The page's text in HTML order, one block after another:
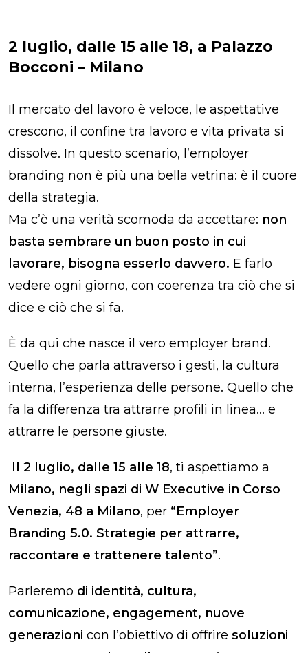
2 luglio, dalle 15 alle 18, a Palazzo
Bocconi – Milano
Il mercato del lavoro è veloce, le aspettative
crescono, il confine tra lavoro e vita privata si
dissolve. In questo scenario, l’employer
branding non è più una bella vetrina: è il cuore
della strategia.
Ma c’è una verità scomoda da accettare: non
basta sembrare un buon posto in cui
lavorare, bisogna esserlo davvero. E farlo
vedere ogni giorno, con coerenza tra ciò che si
dice e ciò che si fa.
È da qui che nasce il vero employer brand.
Quello che parla attraverso i gesti, la cultura
interna, l’esperienza delle persone. Quello che
fa la differenza tra attrarre profili in linea… e
attrarre le persone giuste.
Il 2 luglio, dalle 15 alle 18, ti aspettiamo a
Milano, negli spazi di W Executive in Corso
Venezia, 48 a Milano, per “Employer
Branding 5.0. Strategie per attrarre,
raccontare e trattenere talento”.
Parleremo di identità, cultura,
comunicazione, engagement, nuove
generazioni con l’obiettivo di offrire soluzioni